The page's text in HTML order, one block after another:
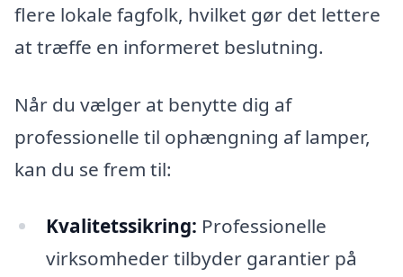
flere lokale fagfolk, hvilket gør det lettere
at træffe en informeret beslutning.
Når du vælger at benytte dig af
professionelle til ophængning af lamper,
kan du se frem til:
Kvalitetssikring: Professionelle
virksomheder tilbyder garantier på